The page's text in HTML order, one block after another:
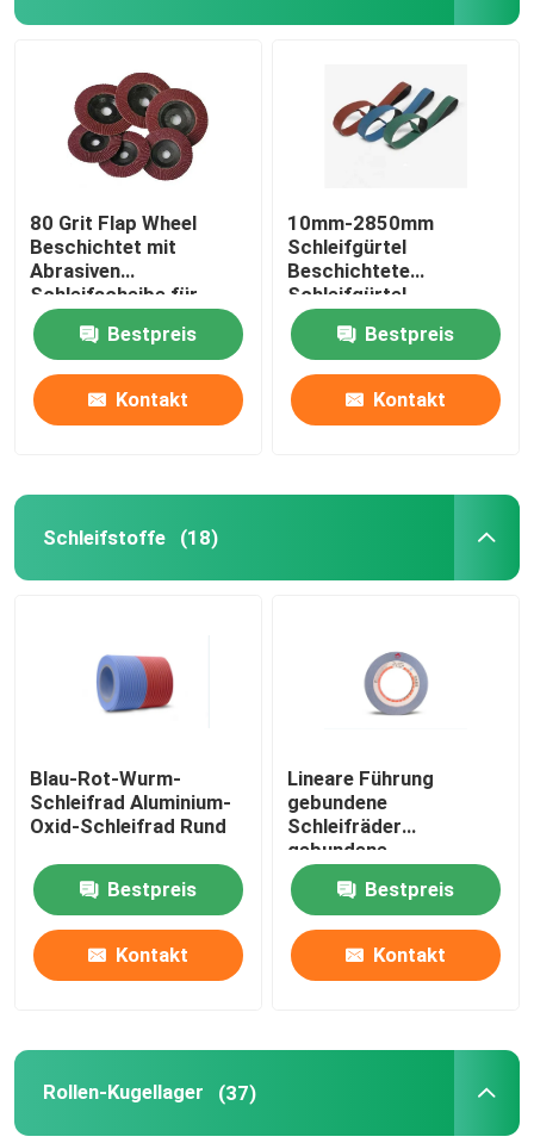
Produkte
Über uns
Qualitätskontrolle
Kontakt mit uns
Bitte um ein Angebot
Industrieabrasive
Beschichtete Abrasive
80 Grit Flap Wheel
Beschichtet mit
Abrasiven
Schleifscheibe für
vielseitiges Schleifen
Bestpreis
Kontakt
10mm-2850mm
Schleifgürtel
Beschichtete
Schleifgürtel
Schleifgürtel für Metall
Bestpreis
Kontakt
Schleifstoffe (18)
Blau-Rot-Wurm-
Schleifrad Aluminium-
Oxid-Schleifrad Rund
Bestpreis
Kontakt
Lineare Führung
gebundene
Schleifräder
gebundene
Schleifräder Grau
Bestpreis
Kontakt
Rollen-Kugellager (37)